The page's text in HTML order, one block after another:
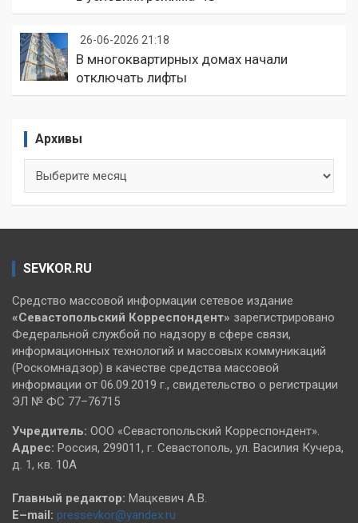
26-06-2026 21:18
В многоквартирных домах начали
отключать лифты
Архивы
SEVKOR.RU
Средство массовой информации сетевое издание
«Севастопольский Корреспондент» зарегистрировано
Федеральной службой по надзору в сфере связи,
информационных технологий и массовых коммуникаций
(Роскомнадзор) в качестве средства массовой
информации от 06.09.2019 г., свидетельство о регистрации
ЭЛ № ФС 77–76715
Учредитель: ООО «Севастопольский Корреспондент».
Адрес: Россия, 299011, г. Севастополь, ул. Василия Кучера,
д. 1, кв. 10А
Главный редактор: Мацкевич А.В.
E–mail: pressevkor@yandex.ru